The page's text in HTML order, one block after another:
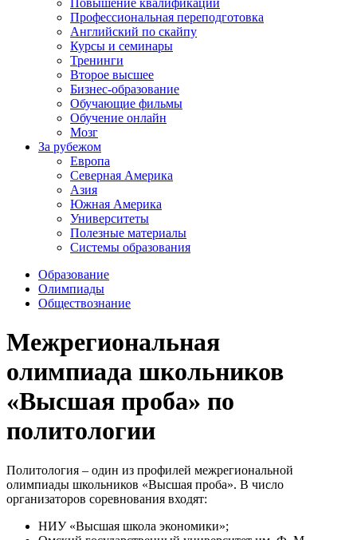
Повышение квалификации
Профессиональная переподготовка
Английский по скайпу
Курсы и семинары
Тренинги
Второе высшее
Бизнес-образование
Обучающие фильмы
Обучение онлайн
Мозг
За рубежом
Европа
Северная Америка
Азия
Южная Америка
Университеты
Полезные материалы
Системы образования
Образование
Олимпиады
Обществознание
Межрегиональная
олимпиада школьников
«Высшая проба» по
политологии
Политология – один из профилей межрегиональной
олимпиады школьников «Высшая проба». В число
организаторов соревнования входят:
НИУ «Высшая школа экономики»;